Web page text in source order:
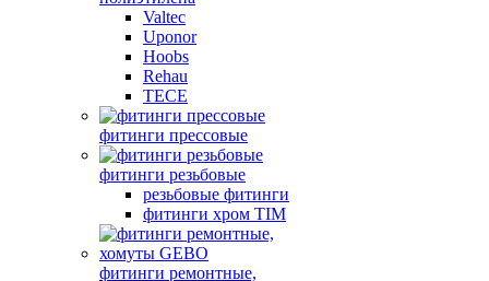
Valtec
Uponor
Hoobs
Rehau
TECE
фитинги прессовые
фитинги резьбовые
резьбовые фитинги
фитинги хром TIM
фитинги ремонтные,